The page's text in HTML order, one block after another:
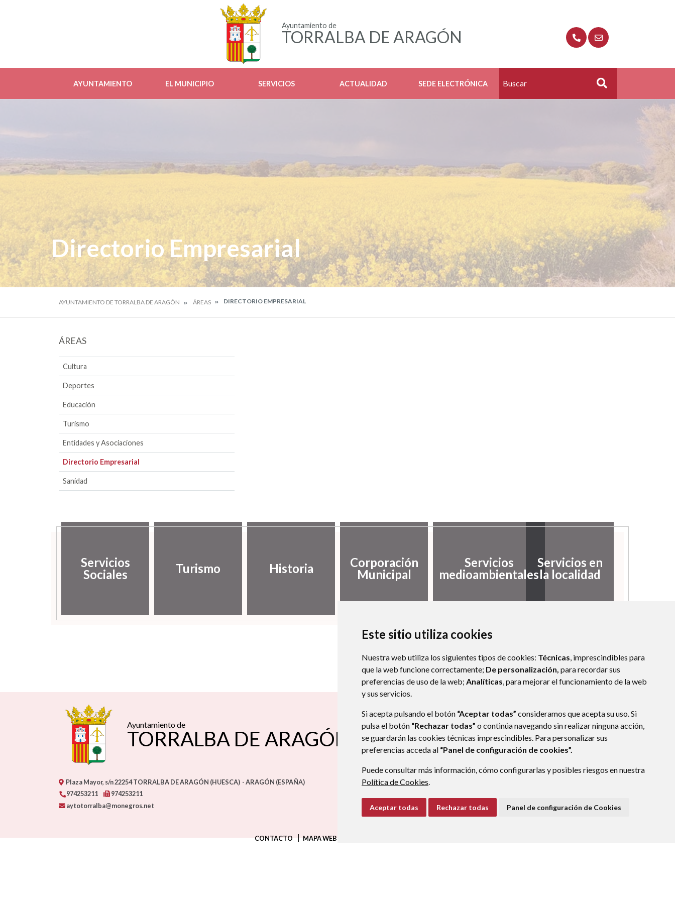
Este sitio utiliza cookies
Nuestra web utiliza los siguientes tipos de cookies: Técnicas, imprescindibles para
que la web funcione correctamente; De personalización, para recordar sus
preferencias de uso de la web; Analíticas, para mejorar el funcionamiento de la web
y sus servicios.
Si acepta pulsando el botón “Aceptar todas” consideramos que acepta su uso. Si
pulsa el botón “Rechazar todas” o continúa navegando sin realizar ninguna acción,
se guardarán las cookies técnicas imprescindibles. Para personalizar sus
preferencias acceda al “Panel de configuración de cookies”.
Puede consultar más información, cómo configurarlas y posibles riesgos en nuestra
Política de Cookies.
Aceptar todas Rechazar todas Panel de configuración de Cookies
Ayuntamiento de
TORRALBA DE ARAGÓN
AYUNTAMIENTO EL MUNICIPIO SERVICIOS ACTUALIDAD SEDE ELECTRÓNICA Buscar
Directorio Empresarial
AYUNTAMIENTO DE TORRALBA DE ARAGÓN ÁREAS DIRECTORIO EMPRESARIAL
ÁREAS
Cultura
Deportes
Educación
Turismo
Entidades y Asociaciones
Directorio Empresarial
Sanidad
Servicios
Sociales
Turismo Historia
Corporación
Municipal
Servicios
medioambientales
Servicios en
la localidad
Ayuntamiento de
TORRALBA DE ARAGÓN
Plaza Mayor, s/n22254TORRALBA DE ARAGÓN (HUESCA) - ARAGÓN (ESPAÑA)
974253211
974253211
aytotorralba@monegros.net
CONTACTO MAPA WEB